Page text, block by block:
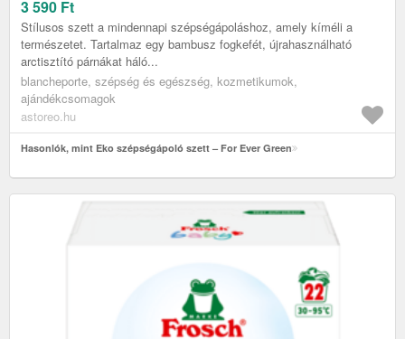
3 590 Ft
Stílusos szett a mindennapi szépségápoláshoz, amely kíméli a
természetet. Tartalmaz egy bambusz fogkefét, újrahasználható
arctisztító párnákat háló...
blancheporte, szépség és egészség, kozmetikumok,
ajándékcsomagok
astoreo.hu
Hasonlók, mint Eko szépségápoló szett – For Ever Green